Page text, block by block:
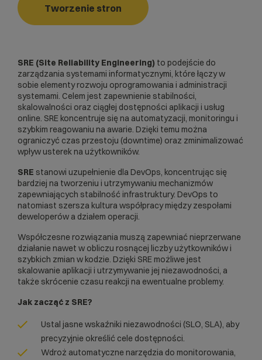
Tworzenie stron
SRE (Site Reliability Engineering) to podejście do
zarządzania systemami informatycznymi, które łączy w
sobie elementy rozwoju oprogramowania i administracji
systemami. Celem jest zapewnienie stabilności,
skalowalności oraz ciągłej dostępności aplikacji i usług
online. SRE koncentruje się na automatyzacji, monitoringu i
szybkim reagowaniu na awarie. Dzięki temu można
ograniczyć czas przestoju (downtime) oraz zminimalizować
wpływ usterek na użytkowników.
SRE stanowi uzupełnienie dla DevOps, koncentrując się
bardziej na tworzeniu i utrzymywaniu mechanizmów
zapewniających stabilność infrastruktury. DevOps to
natomiast szersza kultura współpracy między zespołami
deweloperów a działem operacji.
Współczesne rozwiązania muszą zapewniać nieprzerwane
działanie nawet w obliczu rosnącej liczby użytkowników i
szybkich zmian w kodzie. Dzięki SRE możliwe jest
skalowanie aplikacji i utrzymywanie jej niezawodności, a
także skrócenie czasu reakcji na ewentualne problemy.
Jak zacząć z SRE?
Ustal jasne wskaźniki niezawodności (SLO, SLA), aby
precyzyjnie określić cele dostępności.
Wdroż automatyczne narzędzia do monitorowania,